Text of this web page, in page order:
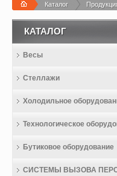
Каталог
КАТАЛОГ
Весы
Стеллажи
Холодильное
Технологическое
Бутиковое оборудование
СИСТЕМЫ ВЫЗОВА